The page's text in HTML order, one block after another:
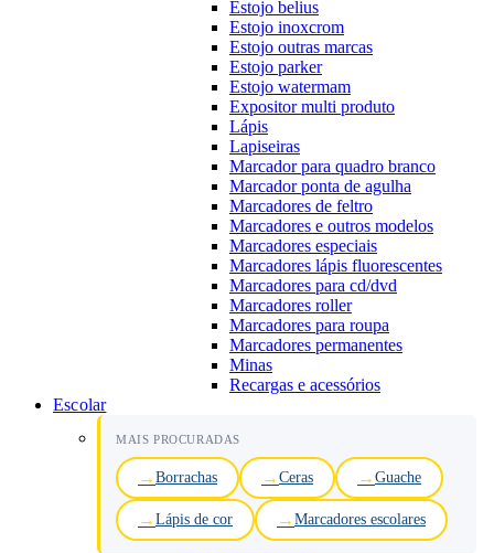
Estojo belius
Estojo inoxcrom
Estojo outras marcas
Estojo parker
Estojo watermam
Expositor multi produto
Lápis
Lapiseiras
Marcador para quadro branco
Marcador ponta de agulha
Marcadores de feltro
Marcadores e outros modelos
Marcadores especiais
Marcadores lápis fluorescentes
Marcadores para cd/dvd
Marcadores roller
Marcadores para roupa
Marcadores permanentes
Minas
Recargas e acessórios
Escolar
MAIS PROCURADAS
Borrachas Ceras Guache
Lápis de cor Marcadores escolares